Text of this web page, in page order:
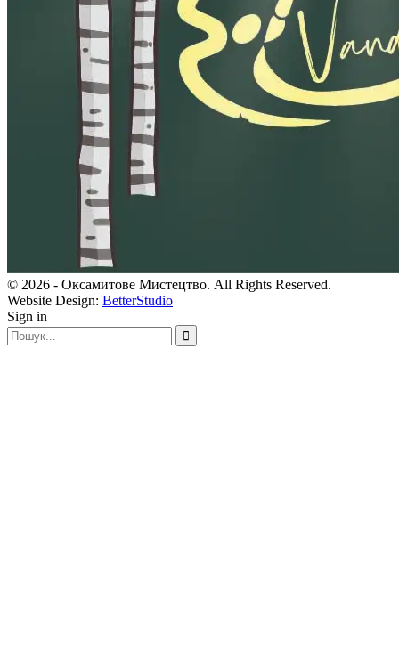
© 2026 - Оксамитове Мистецтво. All Rights Reserved.
Website Design: BetterStudio
Sign in